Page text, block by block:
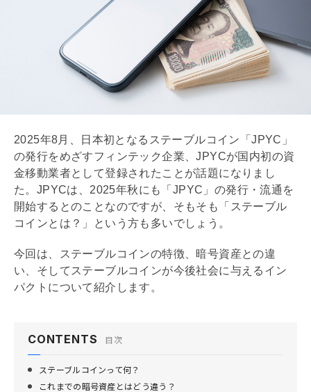
2025年8月、日本初となるステーブルコイン「JPYC」
の発行をめざすフィンテック企業、JPYCが国内初の資
金移動業者として登録されたことが話題になりまし
た。JPYCは、2025年秋にも「JPYC」の発行・流通を
開始するとのことなのですが、そもそも「ステーブル
コインとは？」という方も多いでしょう。
今回は、ステーブルコインの特徴、暗号資産との違
い、そしてステーブルコインが今後社会に与えるイン
パクトについて紹介します。
CONTENTS 目次
ステーブルコインって何？
これまでの暗号資産とはどう違う？